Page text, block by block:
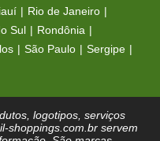
Rio de Janeiro
Sul
Rondônia
São Paulo
Sergipe
logotipos, serviços
shoppings.com.br servem